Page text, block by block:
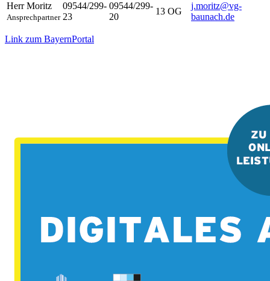
Herr Moritz
Ansprechpartner
09544/299-
23
09544/299-
20
13 OG
j.moritz@vg-
baunach.de
Link zum BayernPortal